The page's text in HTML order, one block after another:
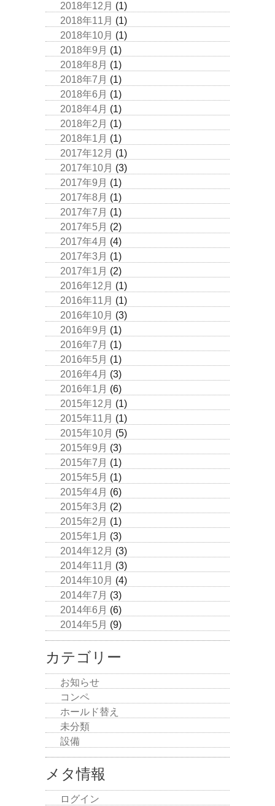
2018年12月 (1)
2018年11月 (1)
2018年10月 (1)
2018年9月 (1)
2018年8月 (1)
2018年7月 (1)
2018年6月 (1)
2018年4月 (1)
2018年2月 (1)
2018年1月 (1)
2017年12月 (1)
2017年10月 (3)
2017年9月 (1)
2017年8月 (1)
2017年7月 (1)
2017年5月 (2)
2017年4月 (4)
2017年3月 (1)
2017年1月 (2)
2016年12月 (1)
2016年11月 (1)
2016年10月 (3)
2016年9月 (1)
2016年7月 (1)
2016年5月 (1)
2016年4月 (3)
2016年1月 (6)
2015年12月 (1)
2015年11月 (1)
2015年10月 (5)
2015年9月 (3)
2015年7月 (1)
2015年5月 (1)
2015年4月 (6)
2015年3月 (2)
2015年2月 (1)
2015年1月 (3)
2014年12月 (3)
2014年11月 (3)
2014年10月 (4)
2014年7月 (3)
2014年6月 (6)
2014年5月 (9)
カテゴリー
お知らせ
コンペ
ホールド替え
未分類
設備
メタ情報
ログイン